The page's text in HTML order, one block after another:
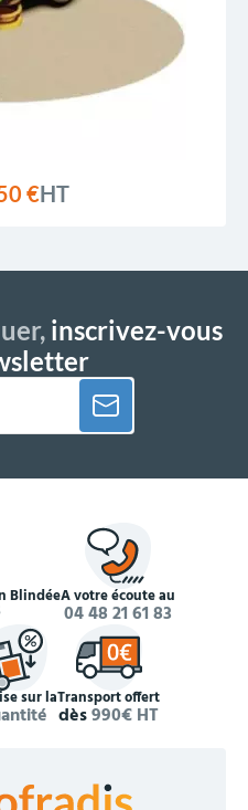
€HT
inscrivez-vous
BlindéeÀ votre écoute au
04 48 21 61 83
sur laTransport offert
dès990€ HT